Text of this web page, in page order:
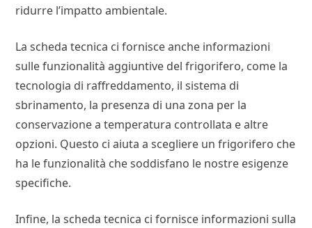
ridurre l’impatto ambientale.
La scheda tecnica ci fornisce anche informazioni
sulle funzionalità aggiuntive del frigorifero, come la
tecnologia di raffreddamento, il sistema di
sbrinamento, la presenza di una zona per la
conservazione a temperatura controllata e altre
opzioni. Questo ci aiuta a scegliere un frigorifero che
ha le funzionalità che soddisfano le nostre esigenze
specifiche.
Infine, la scheda tecnica ci fornisce informazioni sulla